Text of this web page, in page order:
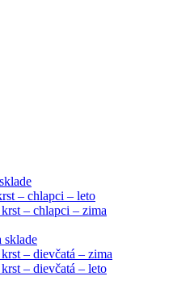
– chlapci – leto
– chlapci – zima
sklade
– dievčatá – zima
– dievčatá – leto